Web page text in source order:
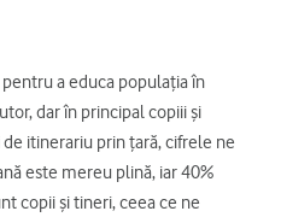
a educa populația în
dar în principal copiii și
itinerariu prin țară, cifrele ne
este mereu plină, iar 40%
copii și tineri, ceea ce ne